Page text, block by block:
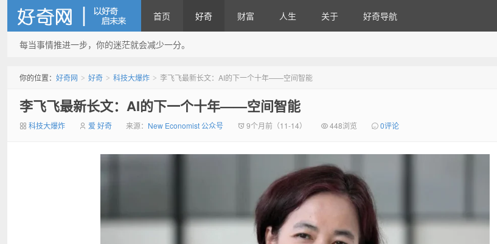
首页 好奇 财富 人生 关于 好奇导航
每当事情推进一步，你的迷茫就会减少一分。
你的位置： 好奇网 > 好奇 > 科技大爆炸 > 李飞飞最新长文：AI的下一个十年——空间智能
李飞飞最新长文：AI的下一个十年——空间智能
科技大爆炸 爱 好奇 来源： New Economist 公众号 9个月前（11-14） 448浏览 0评论